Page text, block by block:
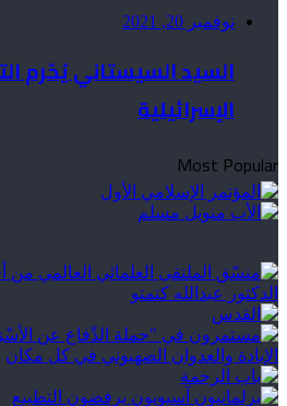
نوفمبر 20, 2021
السيد السيستاني يُحّرم
الإسرائيلية
Most Popular